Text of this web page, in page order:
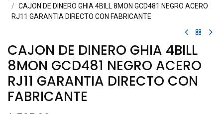
CAJON DE DINERO GHIA 4BILL 8MON GCD481 NEGRO ACERO
RJ11 GARANTIA DIRECTO CON FABRICANTE
CAJON DE DINERO GHIA 4BILL
8MON GCD481 NEGRO ACERO
RJ11 GARANTIA DIRECTO CON
FABRICANTE